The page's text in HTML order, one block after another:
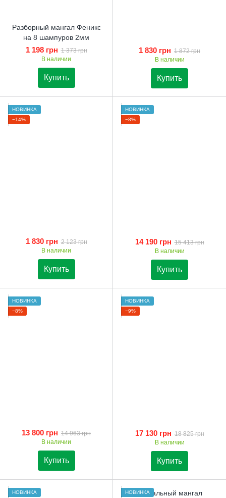
Разборный мангал Феникс
на 8 шампуров 2мм
1 198 грн 1 373 грн
В наличии
Купить
1 830 грн 1 872 грн
В наличии
Купить
НОВИНКА
−14%
1 830 грн 2 123 грн
В наличии
Купить
НОВИНКА
−8%
14 190 грн 15 413 грн
В наличии
Купить
НОВИНКА
−8%
13 800 грн 14 963 грн
В наличии
Купить
НОВИНКА
−9%
17 130 грн 18 825 грн
В наличии
Купить
НОВИНКА
НОВИНКА